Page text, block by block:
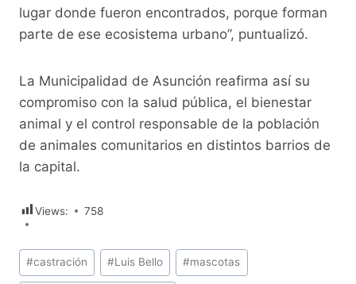
lugar donde fueron encontrados, porque forman
parte de ese ecosistema urbano”, puntualizó.
La Municipalidad de Asunción reafirma así su
compromiso con la salud pública, el bienestar
animal y el control responsable de la población
de animales comunitarios en distintos barrios de
la capital.
Views: 758
Etiquetas
de
#castración #Luis Bello #mascotas